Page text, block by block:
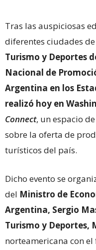
Tras las auspiciosas
diferentes ciudades
Turismo y Deportes
Nacional de
Argentina en los
realizó hoy en
Connect, un espacio
sobre la oferta de
turísticos del país.
Dicho evento se
del Ministro de
Argentina, Sergio
Turismo y Deportes,
norteamericana con el